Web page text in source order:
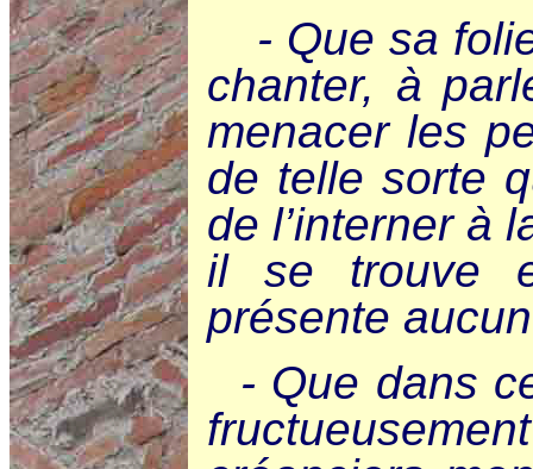
- Que sa
chanter, à
menacer les
de telle sorte
de l’interner à
il se trouve
présente
- Que dans